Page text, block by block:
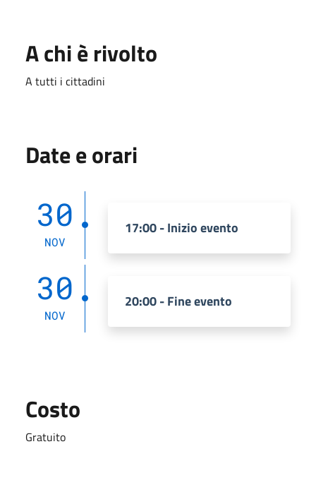
A chi è rivolto
A tutti i cittadini
Date e orari
30
NOV
17:00 - Inizio evento
30
NOV
20:00 - Fine evento
Costo
Gratuito